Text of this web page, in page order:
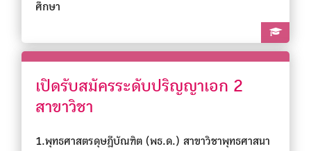
ศึกษา
เปิดรับสมัครระดับปริญญาเอก 2
สาขาวิชา
1.พุทธศาสตรดุษฎีบัณฑิต (พธ.ด.) สาขาวิชาพุทธศาสนา